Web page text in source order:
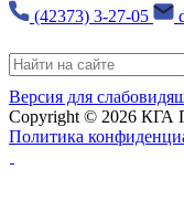
(42373) 3-27-05
Версия для
Copyright © 2026 КГА
Политика